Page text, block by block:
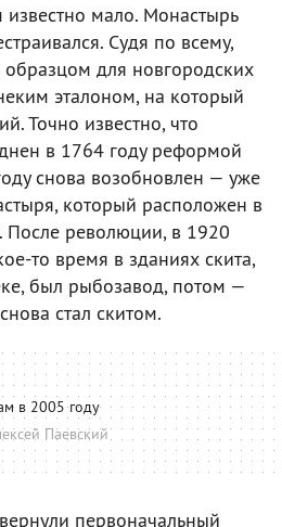
мало. Монастырь
Судя по всему,
для новгородских
эталоном, на который
Точно известно, что
в 1764 году реформой
снова возобновлен — уже
который расположен в
После революции, в 1920
то время в зданиях скита,
был рыбозавод, потом —
стал скитом.
в 2005 году
Паевский
первоначальный